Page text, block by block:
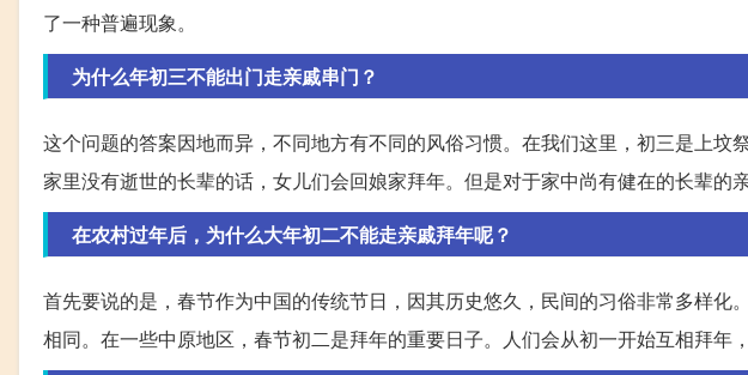
了一种普遍现象。
为什么年初三不能出门走亲戚串门？
这个问题的答案因地而异，不同地方有不同的风俗习惯。在我们这里，初三是上坟
家里没有逝世的长辈的话，女儿们会回娘家拜年。但是对于家中尚有健在的长辈的
在农村过年后，为什么大年初二不能走亲戚拜年呢？
首先要说的是，春节作为中国的传统节日，因其历史悠久，民间的习俗非常多样化
相同。在一些中原地区，春节初二是拜年的重要日子。人们会从初一开始互相拜年